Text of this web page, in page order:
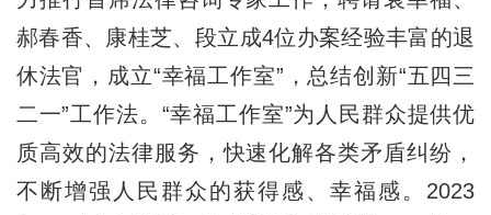
郝春香、康桂芝、段立成4位办案经验丰富的退
休法官，成立“幸福工作室”，总结创新“五四三
二一”工作法。“幸福工作室”为人民群众提供优
质高效的法律服务，快速化解各类矛盾纠纷，
不断增强人民群众的获得感、幸福感。2023